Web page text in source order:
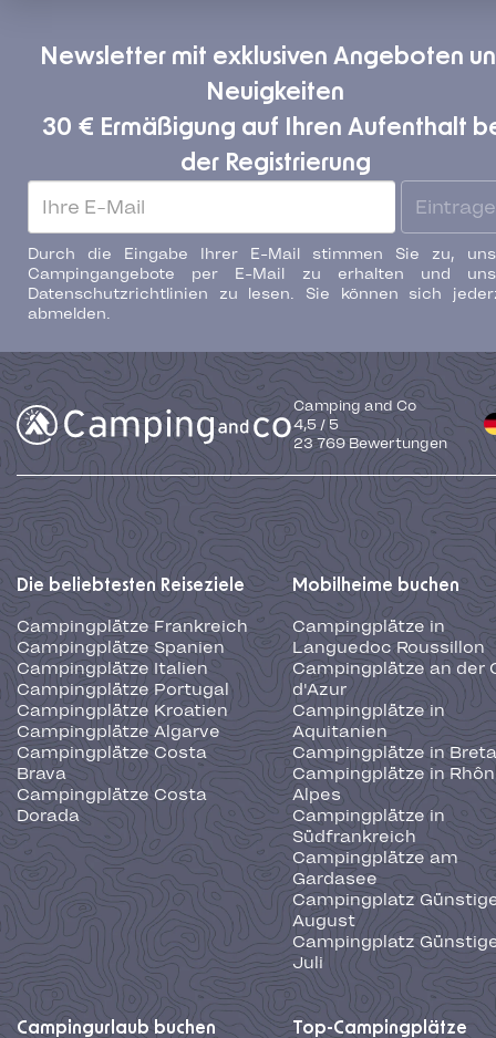
Newsletter mit exklusiven Angeboten
Neuigkeiten
30 € Ermäßigung auf Ihren Aufenthalt
der Registrierung
Durch die Eingabe Ihrer E-Mail stimmen Sie zu,
Campingangebote per E-Mail zu erhalten und
Datenschutzrichtlinien zu lesen. Sie können sich
abmelden.
Camping and Co
4,5 / 5
23 769Bewertungen
Die beliebtesten Reiseziele
Campingplätze Frankreich
Campingplätze Spanien
Campingplätze Italien
Campingplätze Portugal
Campingplätze Kroatien
Campingplätze Algarve
Campingplätze Costa
Brava
Campingplätze Costa
Dorada
Mobilheime buchen
Campingplätze in
Languedoc Roussillon
Campingplätze an der
d'Azur
Campingplätze in
Aquitanien
Campingplätze in
Campingplätze in
Alpes
Campingplätze in
Südfrankreich
Campingplätze am
Gardasee
Campingplatz
August
Campingplatz
Juli
Campingurlaub buchen Top-Campingplätze